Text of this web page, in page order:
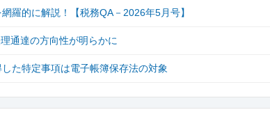
羅的に解説！【税務QA－2026年5月号】
通達の方向性が明らかに
た特定事項は電子帳簿保存法の対象